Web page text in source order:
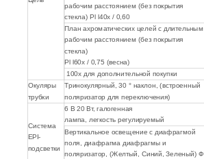
рабочим расстоянием (без покрытия
стекла) Pl l40x / 0,60
План ахроматических целей с длительным
рабочим расстоянием (без покрытия
стекла)
Pl l60x / 0,75 (весна)
100x для дополнительной покупки
Окуляры
трубки
Тринокулярный, 30 ° наклон, (встроенный
поляризатор для переключения)
Система
EPI-
подсветки
6 В 20 Вт, галогенная
лампа, легкость регулируемый
Вертикальное освещение с диафрагмой
поля, диафрагма диафрагмы и
поляризатор, (Желтый, Синий, Зеленый) Ф